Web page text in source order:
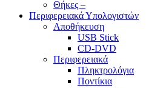
Θήκες –
Περιφερειακά Υπολογιστών
Αποθήκευση
USB Stick
CD-DVD
Περιφερειακά
Πληκτρολόγια
Ποντίκια